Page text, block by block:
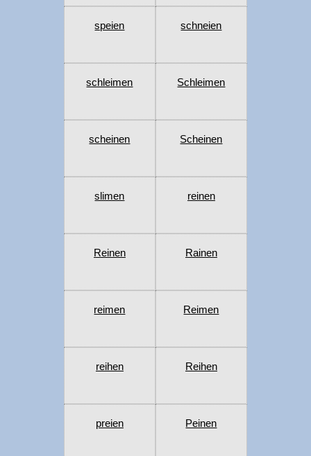
speien schneien
schleimen Schleimen
scheinen Scheinen
slimen reinen
Reinen Rainen
reimen Reimen
reihen Reihen
preien Peinen